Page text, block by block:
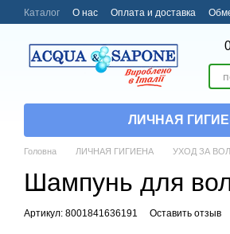
Перейти к основному контенту
Каталог О нас Оплата и доставка
ЛИЧНАЯ
Головна ЛИЧНАЯ ГИГИЕНА УХОД ЗА
Шампунь для
Артикул: 8001841636191 Оставить отзыв